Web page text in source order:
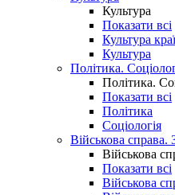
Культура
Показати всі
Культура
Культура
Політика.
Політика.
Показати всі
Політика
Соціологія
Військова справа.
Військова
Показати всі
Військова